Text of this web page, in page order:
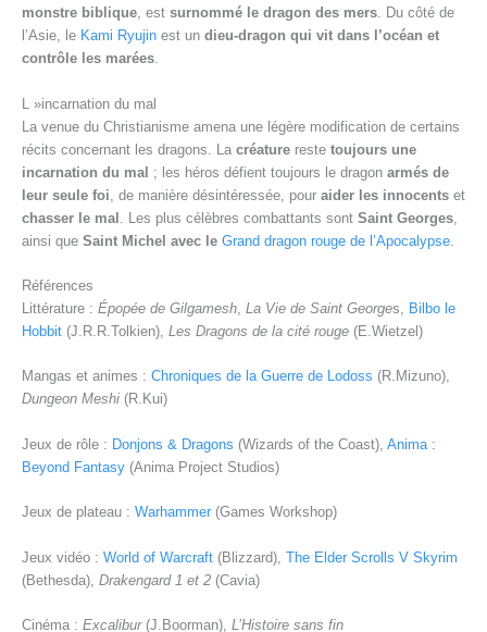
monstre biblique, est surnommé le dragon des mers. Du côté de
l’Asie, le Kami Ryujin est un dieu-dragon qui vit dans l’océan et
contrôle les marées.
L »incarnation du mal
La venue du Christianisme amena une légère modification de certains
récits concernant les dragons. La créature reste toujours une
incarnation du mal ; les héros défient toujours le dragon armés de
leur seule foi , de manière désintéressée, pour aider les innocents et
chasser le mal . Les plus célèbres combattants sont Saint Georges
ainsi que Saint Michel avec le Grand dragon rouge de l’Apocalypse
Références
Littérature : Épopée de Gilgamesh, La Vie de Saint Georges, Bilbo le
Hobbit (J.R.R.Tolkien), Les Dragons de la cité rouge (E.Wietzel)
Mangas et animes : Chroniques de la Guerre de Lodoss (R.Mizuno),
Dungeon Meshi (R.Kui)
Jeux de rôle : Donjons & Dragons (Wizards of the Coast), Anima :
Beyond Fantasy (Anima Project Studios)
Jeux de plateau : Warhammer (Games Workshop)
Jeux vidéo : World of Warcraft (Blizzard), The Elder Scrolls V Skyrim
(Bethesda), Drakengard 1 et 2 (Cavia)
Cinéma : Excalibur(J.Boorman), L’Histoire sans fin